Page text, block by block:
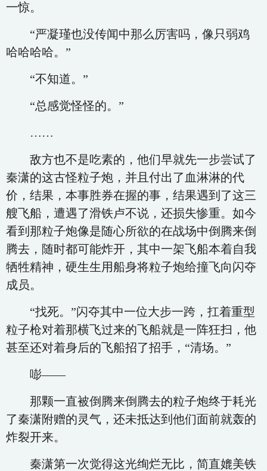
一惊。
“严凝瑾也没传闻中那么厉害吗，像只弱鸡
哈哈哈哈。”
“不知道。”
“总感觉怪怪的。”
……
敌方也不是吃素的，他们早就先一步尝试了
秦潇的这古怪粒子炮，并且付出了血淋淋的代
价，结果，本事胜券在握的事，结果遇到了这三
艘飞船，遭遇了滑铁卢不说，还损失惨重。如今
看到那粒子炮像是随心所欲的在战场中倒腾来倒
腾去，随时都可能炸开，其中一架飞船本着自我
牺牲精神，硬生生用船身将粒子炮给撞飞向闪夺
成员。
“找死。”闪夺其中一位大步一跨，扛着重型
粒子枪对着那横飞过来的飞船就是一阵狂扫，他
甚至还对着身后的飞船招了招手，“清场。”
嘭——
那颗一直被倒腾来倒腾去的粒子炮终于耗光
了秦潇附赠的灵气，还未抵达到他们面前就轰的
炸裂开来。
秦潇第一次觉得这光绚烂无比，简直媲美铁